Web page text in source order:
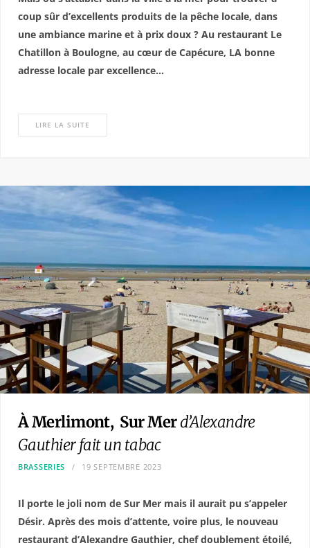
coup sûr d’excellents produits de la pêche locale, dans
une ambiance marine et à prix doux ? Au restaurant Le
Chatillon à Boulogne, au cœur de Capécure, LA bonne
adresse locale par excellence…
LIRE LA SUITE
À Merlimont, Sur Merd’Alexandre
Gauthier fait un tabac
BRASSERIES 19 SEPTEMBRE 2023
Il porte le joli nom de Sur Mer mais il aurait pu s’appeler
Désir. Après des mois d’attente, voire plus, le nouveau
restaurant d’Alexandre Gauthier, chef doublement étoilé,